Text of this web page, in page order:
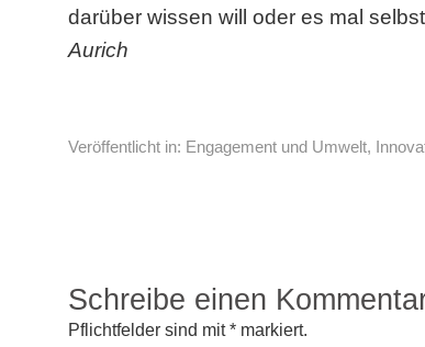
darüber wissen will oder es mal
Aurich
Veröffentlicht in: Engagement und Umwelt,
Schreibe einen
Pflichtfelder sind mit* markiert.